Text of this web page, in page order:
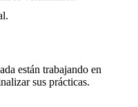
están trabajando en
sus prácticas.